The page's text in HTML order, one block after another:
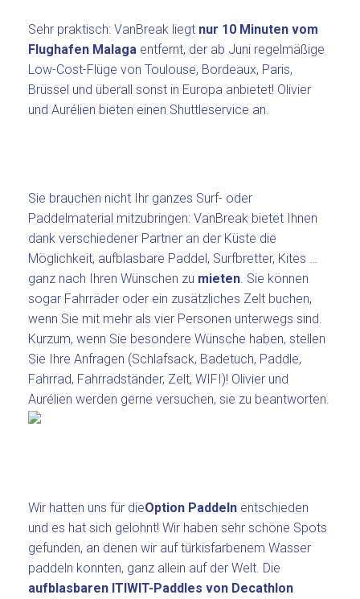
Sehr praktisch: VanBreak liegt nur 10 Minuten vom
Flughafen Malaga entfernt, der ab Juni regelmäßige
Low-Cost-Flüge von Toulouse, Bordeaux, Paris,
Brüssel und überall sonst in Europa anbietet! Olivier
und Aurélien bieten einen Shuttleservice an.
Sie brauchen nicht Ihr ganzes Surf- oder
Paddelmaterial mitzubringen: VanBreak bietet Ihnen
dank verschiedener Partner an der Küste die
Möglichkeit, aufblasbare Paddel, Surfbretter, Kites …
ganz nach Ihren Wünschen zu mieten . Sie können
sogar Fahrräder oder ein zusätzliches Zelt buchen,
wenn Sie mit mehr als vier Personen unterwegs sind.
Kurzum, wenn Sie besondere Wünsche haben, stellen
Sie Ihre Anfragen (Schlafsack, Badetuch, Paddle,
Fahrrad, Fahrradständer, Zelt, WIFI)! Olivier und
Aurélien werden gerne versuchen, sie zu beantworten.
Wir hatten uns für dieOption Paddeln entschieden
und es hat sich gelohnt! Wir haben sehr schöne Spots
gefunden, an denen wir auf türkisfarbenem Wasser
paddeln konnten, ganz allein auf der Welt. Die
aufblasbaren ITIWIT-Paddles von Decathlon